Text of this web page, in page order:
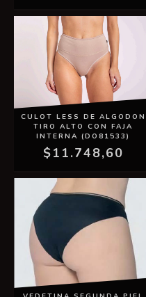
CULOT LESS DE ALGODON
TIRO ALTO CON FAJA
INTERNA (DO81533)
$11.748,60